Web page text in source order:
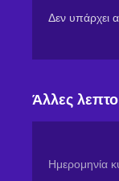
Δεν υπάρχει
Άλλες
Ημερομηνία